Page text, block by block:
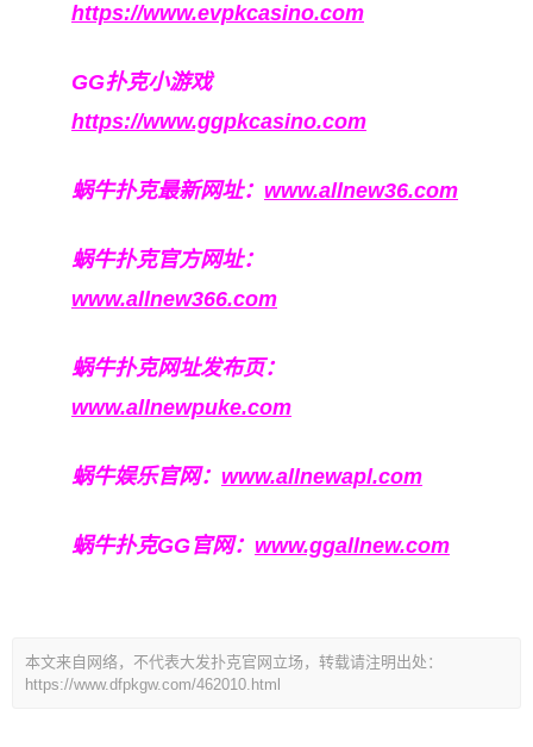
https://www.evpkcasino.com
GG扑克小游戏
https://www.ggpkcasino.com
蜗牛扑克最新网址： www.allnew36.com
蜗牛扑克官方网址：
www.allnew366.com
蜗牛扑克网址发布页：
www.allnewpuke.com
蜗牛娱乐官网： www.allnewapl.com
蜗牛扑克GG官网： www.ggallnew.com
本文来自网络，不代表大发扑克官网立场，转载请注明出处：
https://www.dfpkgw.com/462010.html